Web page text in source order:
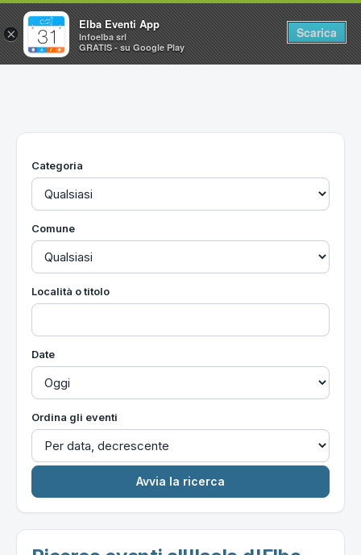
Home
Utilità
Categoria
Comune
Località o titolo
Date
Ordina gli eventi
×
Elba Eventi App
Infoelba srl
GRATIS - su Google Play
Scarica